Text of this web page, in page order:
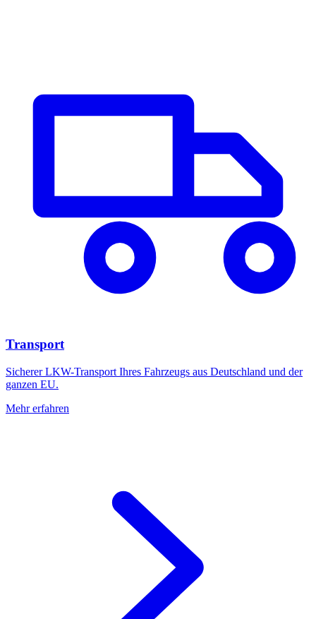
Transport
Sicherer LKW-Transport Ihres Fahrzeugs aus Deutschland und der
ganzen EU.
Mehr erfahren